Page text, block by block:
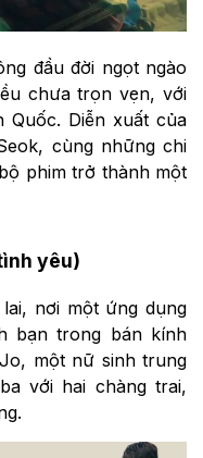
đầu đời ngọt ngào
chưa trọn vẹn, với
Quốc. Diễn xuất của
cùng những chi
phim trở thành một
yêu)
nơi một ứng dụng
bạn trong bán kính
một nữ sinh trung
với hai chàng trai,